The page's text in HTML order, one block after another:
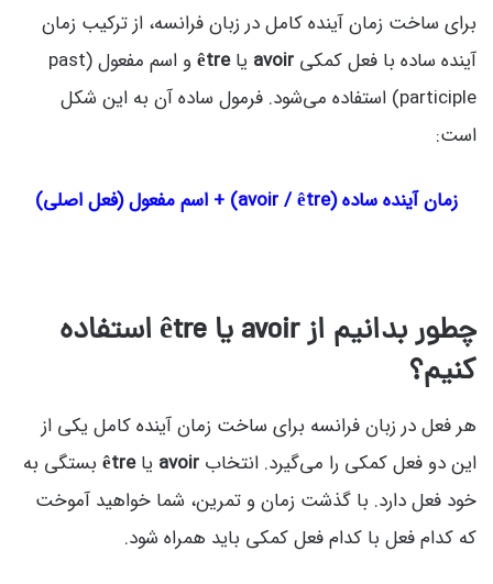
برای ساخت زمان آینده کامل در زبان فرانسه، از ترکیب زمان
آینده ساده با فعل کمکی avoir یاêtre
و اسم مفعول (past
participle) استفاده می‌شود. فرمول ساده آن به این شکل
است:
زمان آینده ساده (avoir / être) + اسم مفعول (فعل اصلی)
چطور بدانیم ازavoirیا être استفاده
کنیم؟
هر فعل در زبان فرانسه برای ساخت زمان آینده کامل یکی از
این دو فعل کمکی را می‌گیرد. انتخاب avoir یاêtre بستگی به
خود فعل دارد. با گذشت زمان و تمرین، شما خواهید آموخت
که کدام فعل با کدام فعل کمکی باید همراه شود.